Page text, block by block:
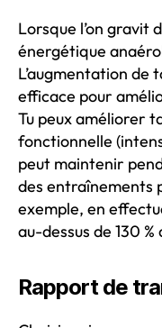
Lorsque l’on gravit
énergétique
L’augmentation de
efficace pour
Tu peux améliorer
fonctionnelle
peut maintenir
des entraînements
exemple, en
au-dessus de 130 %
Rapport de